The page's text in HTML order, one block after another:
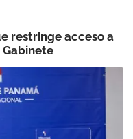
restringe acceso a